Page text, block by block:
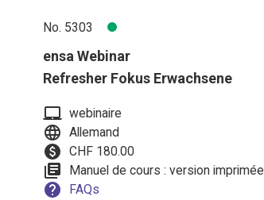
No. 5303
ensa Webinar
Refresher Fokus Erwachsene
laptop_mac webinaire
language Allemand
paid CHF 180.00
library_books Manuel de cours : version imprimée
help FAQs